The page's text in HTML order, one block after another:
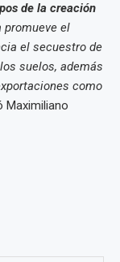
de la creación
promueve el
el secuestro de
suelos, además
como
Maximiliano